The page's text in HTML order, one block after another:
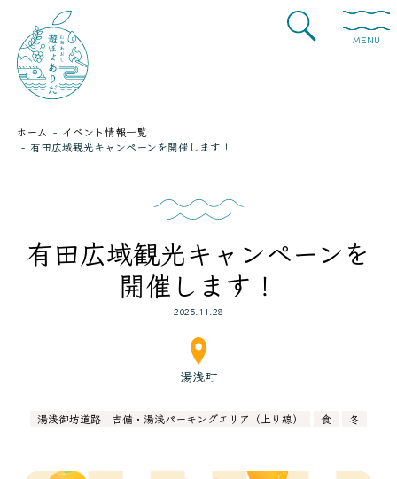
MENU
ホーム
イベント情報一覧
有田広域観光キャンペーンを開催します！
有田広域観光キャンペーンを
開催します！
2025.11.28
湯浅町
湯浅御坊道路 吉備・湯浅パーキングエリア（上り線） 食 冬